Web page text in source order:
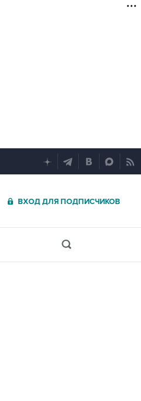
ВХОД ДЛЯ ПОДПИСЧИКОВ